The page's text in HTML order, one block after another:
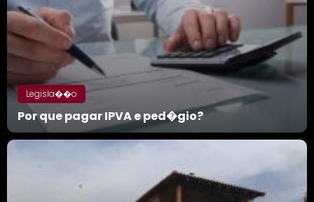
Legisla��o
Por que pagar IPVA e ped�gio?